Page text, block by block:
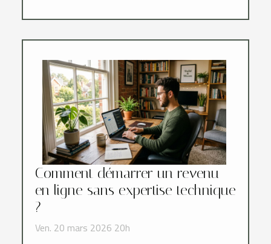
Comment démarrer un revenu
en ligne sans expertise technique
?
Ven. 20 mars 2026 20h